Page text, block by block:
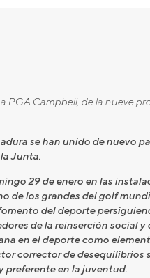
PGA Campbell, de la nueve
se han unido de nuevo
Junta.
29 de enero en las
de los grandes del golf
del deporte
de la reinserción social
en el deporte como
corrector de desequilibrios
preferente en la juventud.